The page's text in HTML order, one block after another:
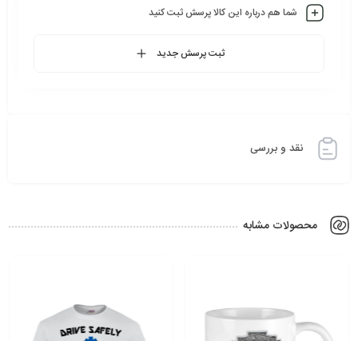
شما هم درباره این کالا پرسش ثبت کنید
ثبت پرسش جدید
نقد و بررسی
محصولات مشابه